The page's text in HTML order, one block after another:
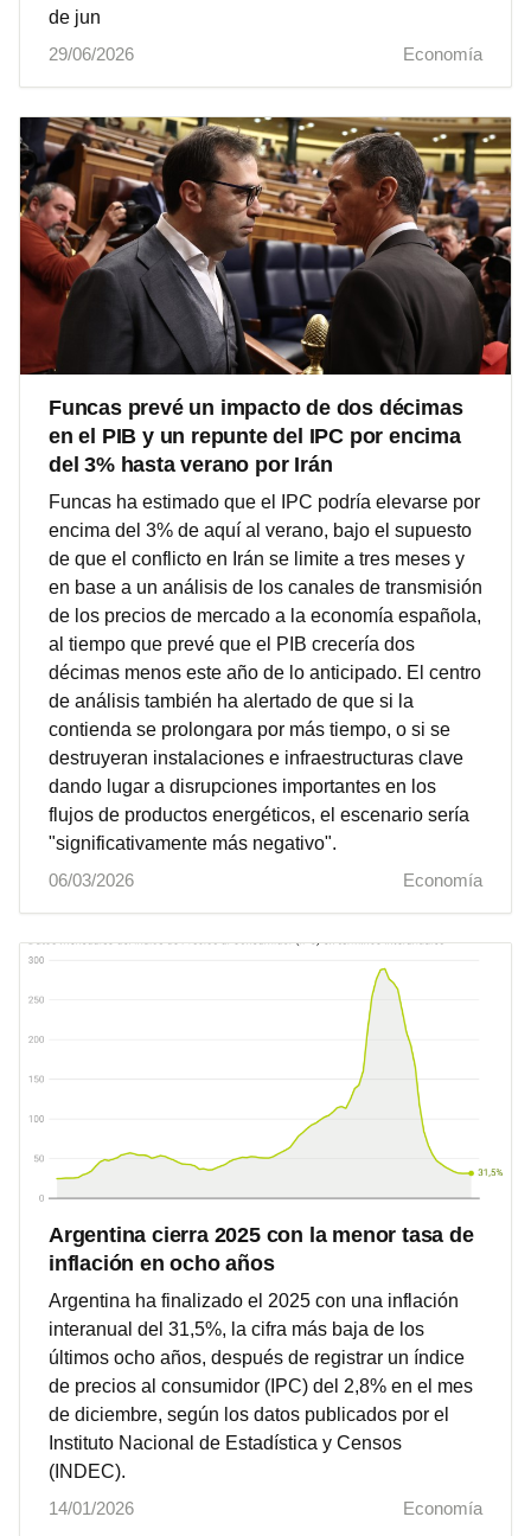
de jun
29/06/2026
Economía
Funcas prevé un impacto de dos décimas
en el PIB y un repunte del IPC por encima
del 3% hasta verano por Irán
Funcas ha estimado que el IPC podría elevarse por
encima del 3% de aquí al verano, bajo el supuesto
de que el conflicto en Irán se limite a tres meses y
en base a un análisis de los canales de transmisión
de los precios de mercado a la economía española,
al tiempo que prevé que el PIB crecería dos
décimas menos este año de lo anticipado. El centro
de análisis también ha alertado de que si la
contienda se prolongara por más tiempo, o si se
destruyeran instalaciones e infraestructuras clave
dando lugar a disrupciones importantes en los
flujos de productos energéticos, el escenario sería
"significativamente más negativo".
06/03/2026
Economía
Argentina cierra 2025 con la menor tasa de
inflación en ocho años
Argentina ha finalizado el 2025 con una inflación
interanual del 31,5%, la cifra más baja de los
últimos ocho años, después de registrar un índice
de precios al consumidor (IPC) del 2,8% en el mes
de diciembre, según los datos publicados por el
Instituto Nacional de Estadística y Censos
(INDEC).
14/01/2026
Economía